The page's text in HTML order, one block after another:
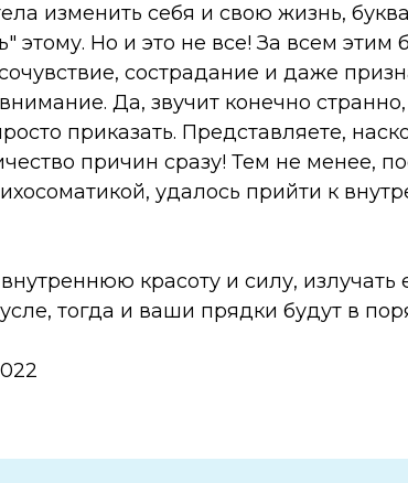
изменить себя и свою жизнь,
этому. Но и это не все! За всем
сострадание и даже
Да, звучит конечно
приказать. Представляете,
причин сразу! Тем не менее,
удалось прийти к
красоту и силу, излучать
тогда и ваши прядки будут в